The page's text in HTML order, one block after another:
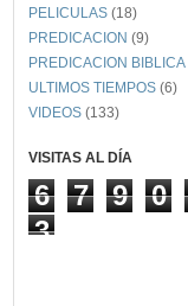
PELICULAS (18)
PREDICACION (9)
PREDICACION BIBLICA
ULTIMOS TIEMPOS (6)
VIDEOS (133)
VISITAS AL DÍA
6 7 9 0
3